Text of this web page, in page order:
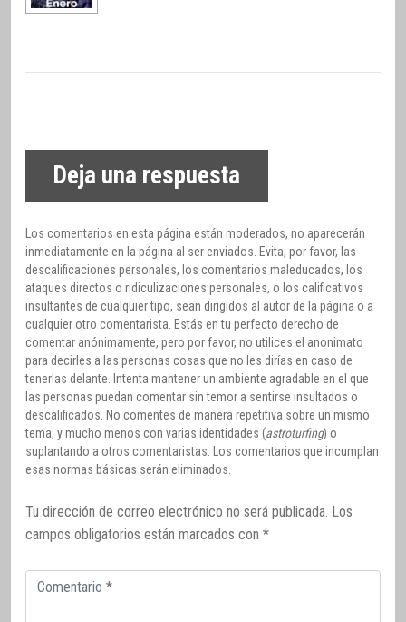
Deja una respuesta
Los comentarios en esta página están moderados, no aparecerán
inmediatamente en la página al ser enviados. Evita, por favor, las
descalificaciones personales, los comentarios maleducados, los
ataques directos o ridiculizaciones personales, o los calificativos
insultantes de cualquier tipo, sean dirigidos al autor de la página o a
cualquier otro comentarista. Estás en tu perfecto derecho de
comentar anónimamente, pero por favor, no utilices el anonimato
para decirles a las personas cosas que no les dirías en caso de
tenerlas delante. Intenta mantener un ambiente agradable en el que
las personas puedan comentar sin temor a sentirse insultados o
descalificados. No comentes de manera repetitiva sobre un mismo
tema, y mucho menos con varias identidades (astroturfing) o
suplantando a otros comentaristas. Los comentarios que incumplan
esas normas básicas serán eliminados.
Tu dirección de correo electrónico no será publicada. Los
campos obligatorios están marcados con *
Comentario